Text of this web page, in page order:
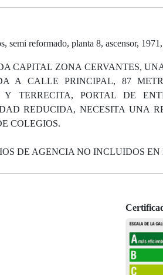
reformado, planta 8, ascensor,
CAPITAL ZONA CERVANTES,
A CALLE PRINCIPAL, 87
TERRECITA, PORTAL DE
REDUCIDA, NECESITA UNA
COLEGIOS.
DE AGENCIA NO INCLUIDOS EN